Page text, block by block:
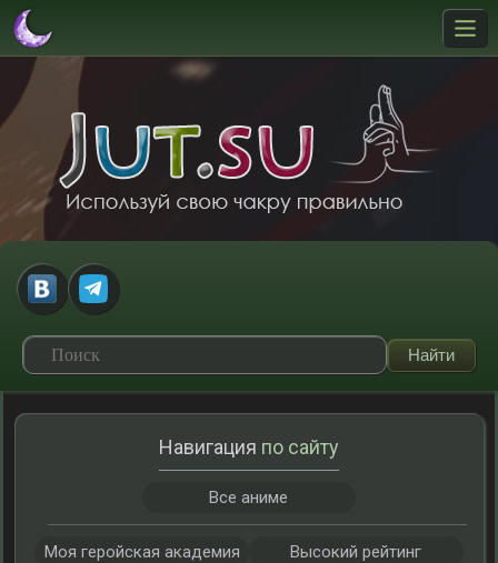
Навигация по сайту
Все аниме
Моя геройская академия
Высокий рейтинг